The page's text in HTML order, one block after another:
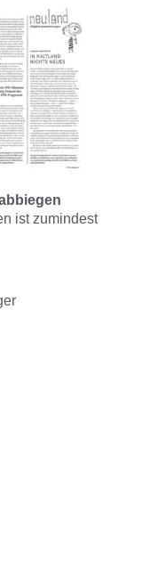
ist zumindest